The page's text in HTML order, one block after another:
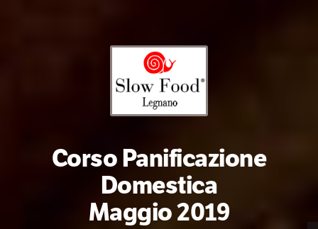
Corso Panificazione
Domestica
Maggio 2019